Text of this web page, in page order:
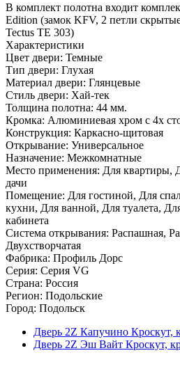
В комплект полотна входит
Edition (замок KFV, 2 петли
Tectus TE 303)
Характеристики
Цвет двери: Темные
Тип двери: Глухая
Материал двери: Глянцевые
Стиль двери: Хай-тек
Толщина полотна: 44 мм.
Кромка: Алюминиевая хром с 4х
Конструкция: Каркасно-щитовая
Открывание: Универсальное
Назначение: Межкомнатные
Место применения: Для квартиры,
дачи
Помещение: Для гостиной, Для
кухни, Для ванной, Для туалета,
кабинета
Система открывания: Распашная,
Двухстворчатая
Фабрика: Профиль Дорс
Серия: Серия VG
Страна: Россия
Регион: Подольские
Город: Подольск
Дверь 2Z Капучино Кроскут,
Дверь 2Z Эш Вайт Кроскут,